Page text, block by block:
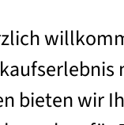
bieten wir